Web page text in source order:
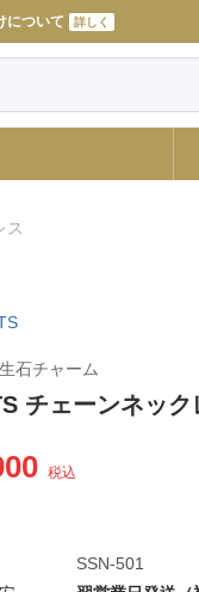
について 詳しく
ス
石チャーム
チェーンネック
税込
SSN-501